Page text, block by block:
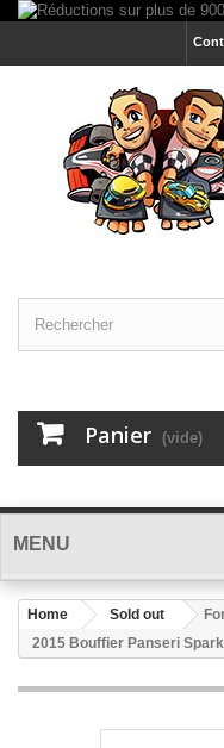
Panier (vide)
MENU
Home Sold out
2015 Bouffier Panseri